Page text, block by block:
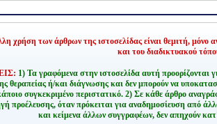
χρήση των άρθρων της ιστοσελίδας είναι θεμιτή, μόνο
και του διαδικτυακού
1) Τα γραφόμενα στην ιστοσελίδα αυτή προορίζονται
θεραπείας ή/και διάγνωσης και δεν μπορούν να
συγκεκριμένο περιστατικό. 2) Σε κάθε άρθρο
προέλευσης, όταν πρόκειται για αναδημοσίευση από
και κείμενα άλλων συγγραφέων, δεν απηχούν